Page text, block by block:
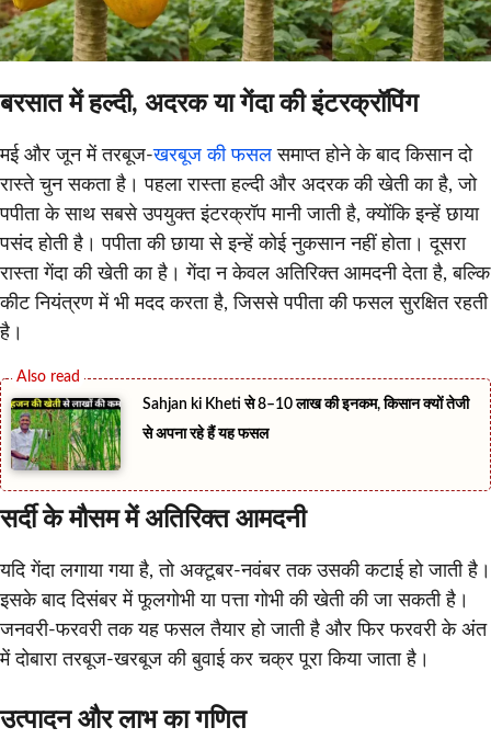
बरसात में हल्दी, अदरक या गेंदा की इंटरक्रॉपिंग
मई और जून में तरबूज-खरबूज की फसल समाप्त होने के बाद किसान दो
रास्ते चुन सकता है। पहला रास्ता हल्दी और अदरक की खेती का है, जो
पपीता के साथ सबसे उपयुक्त इंटरक्रॉप मानी जाती है, क्योंकि इन्हें छाया
पसंद होती है। पपीता की छाया से इन्हें कोई नुकसान नहीं होता। दूसरा
रास्ता गेंदा की खेती का है। गेंदा न केवल अतिरिक्त आमदनी देता है, बल्कि
कीट नियंत्रण में भी मदद करता है, जिससे पपीता की फसल सुरक्षित रहती
है।
Sahjan ki Kheti से 8–10 लाख की इनकम, किसान क्यों तेजी
से अपना रहे हैं यह फसल
सर्दी के मौसम में अतिरिक्त आमदनी
यदि गेंदा लगाया गया है, तो अक्टूबर-नवंबर तक उसकी कटाई हो जाती है।
इसके बाद दिसंबर में फूलगोभी या पत्ता गोभी की खेती की जा सकती है।
जनवरी-फरवरी तक यह फसल तैयार हो जाती है और फिर फरवरी के अंत
में दोबारा तरबूज-खरबूज की बुवाई कर चक्र पूरा किया जाता है।
उत्पादन और लाभ का गणित